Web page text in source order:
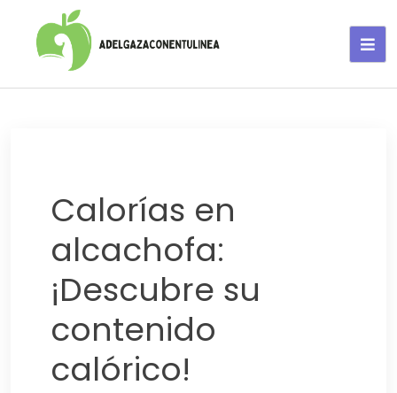
Calorías en
alcachofa:
¡Descubre su
contenido
calórico!